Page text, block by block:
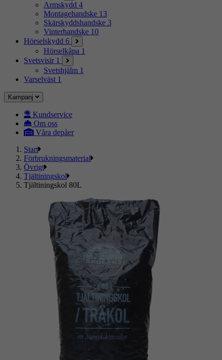
Armskydd 4
Montagehandske 13
Skärskyddshandske 3
Vinterhandske 10
Hörselskydd 6
Hörselkåpa 1
Svetsvisir 1
Svetshjälm 1
Varselväst 1
Kampanj
Kundservice
Om oss
Våra depåer
Start
Förbrukningsmaterial
Övrigt
Tjältiningskol
Tjältiningskol 80L